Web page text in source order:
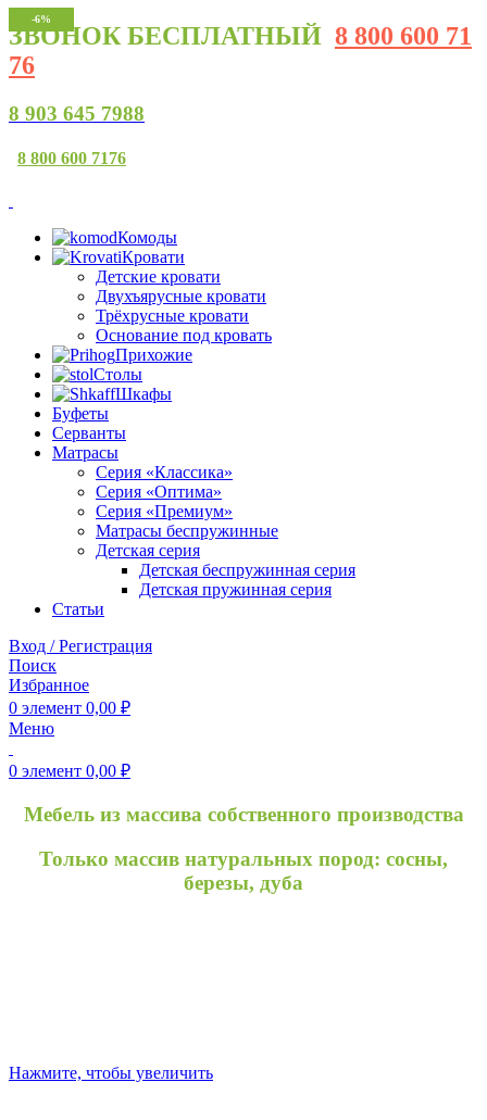
ЗВОНОК БЕСПЛАТНЫЙ 8 800 600 71
76
8 903 645 7988
8 800 600 7176
Комоды
Кровати
Детские кровати
Двухъярусные кровати
Трёхрусные кровати
Основание под кровать
Прихожие
Столы
Шкафы
Буфеты
Серванты
Матрасы
Серия «Классика»
Серия «Оптима»
Серия «Премиум»
Матрасы беспружинные
Детская серия
Детская беспружинная серия
Детская пружинная серия
Статьи
Вход / Регистрация
Поиск
Избранное
0 элемент 0,00 ₽
Меню
0 элемент 0,00 ₽
Мебель из массива собственного производства
Только массив натуральных пород: сосны,
березы, дуба
Нажмите, чтобы увеличить
-4%
-6%